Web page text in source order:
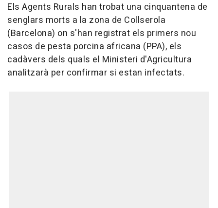
Els Agents Rurals han trobat una cinquantena de
senglars morts a la zona de Collserola
(Barcelona) on s'han registrat els primers nou
casos de pesta porcina africana (PPA), els
cadàvers dels quals el Ministeri d'Agricultura
analitzarà per confirmar si estan infectats.